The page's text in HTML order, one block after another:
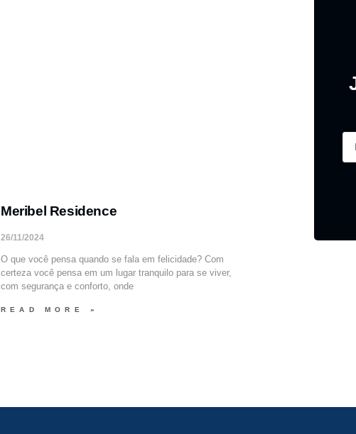
Meribel Residence
26/11/2024
O que você pensa quando se fala em felicidade? Com
certeza você pensa em um lugar tranquilo para se viver,
com segurança e conforto, onde
READ MORE »